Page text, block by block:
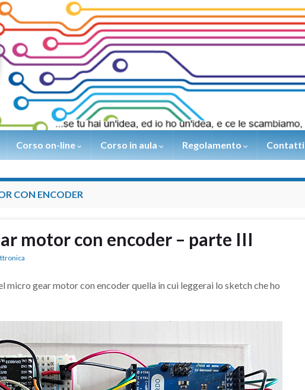
Corso on-line Corso in aula Regolamento Contatti
CON ENCODER
motor con encoder – parte III
micro gear motor con encoder quella in cui leggerai lo sketch che ho